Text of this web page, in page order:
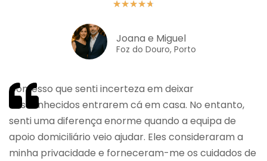
★★★★★
Joana e Miguel
Foz do Douro, Porto
Confesso que senti incerteza em deixar
desconhecidos entrarem cá em casa. No entanto,
senti uma diferença enorme quando a equipa de
apoio domiciliário veio ajudar. Eles consideraram a
minha privacidade e forneceram-me os cuidados de